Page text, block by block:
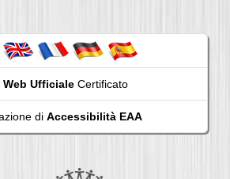
Web UfficialeCertificato
di Accessibilità EAA